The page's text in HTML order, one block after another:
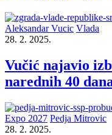
Aleksandar Vucic Vlada
28. 2. 2025.
Vučić najavio
narednih 40
Expo 2027 Pedja Mitrovic
28. 2. 2025.